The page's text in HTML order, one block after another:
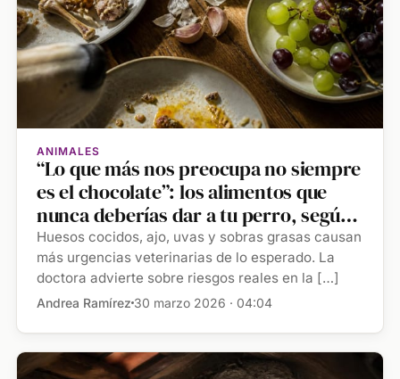
ANIMALES
“Lo que más nos preocupa no siempre
es el chocolate”: los alimentos que
nunca deberías dar a tu perro, según
la veterinaria Eva Sánchez-Paniagua
Huesos cocidos, ajo, uvas y sobras grasas causan
más urgencias veterinarias de lo esperado. La
doctora advierte sobre riesgos reales en la […]
Andrea Ramírez 30 marzo 2026 · 04:04